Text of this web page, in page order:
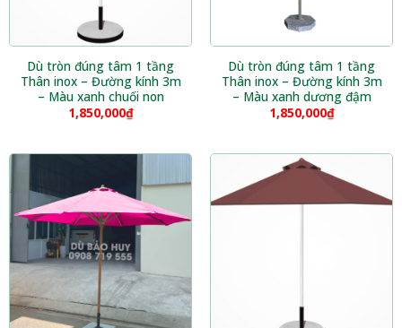
Dù tròn đúng tâm 1 tầng
Thân inox – Đường kính 3m
– Màu xanh chuối non
1,850,000₫
Dù tròn đúng tâm 1 tầng
Thân inox – Đường kính 3m
– Màu xanh dương đậm
1,850,000₫